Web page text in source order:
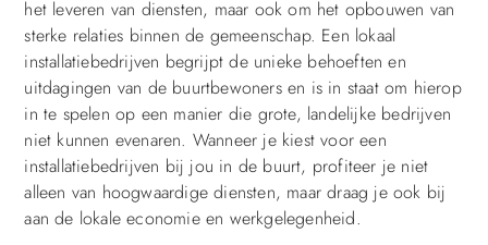
het leveren van diensten, maar ook om het opbouwen van
sterke relaties binnen de gemeenschap. Een lokaal
installatiebedrijven begrijpt de unieke behoeften en
uitdagingen van de buurtbewoners en is in staat om hierop
in te spelen op een manier die grote, landelijke bedrijven
niet kunnen evenaren. Wanneer je kiest voor een
installatiebedrijven bij jou in de buurt, profiteer je niet
alleen van hoogwaardige diensten, maar draag je ook bij
aan de lokale economie en werkgelegenheid.